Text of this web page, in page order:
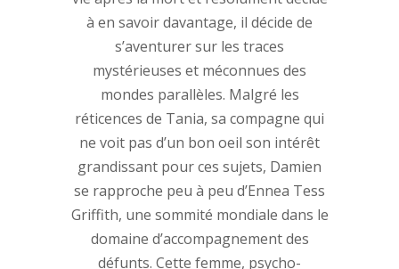
à en savoir davantage, il décide de
s’aventurer sur les traces
mystérieuses et méconnues des
mondes parallèles. Malgré les
réticences de Tania, sa compagne qui
ne voit pas d’un bon oeil son intérêt
grandissant pour ces sujets, Damien
se rapproche peu à peu d’Ennea Tess
Griffith, une sommité mondiale dans le
domaine d’accompagnement des
défunts. Cette femme, psycho-